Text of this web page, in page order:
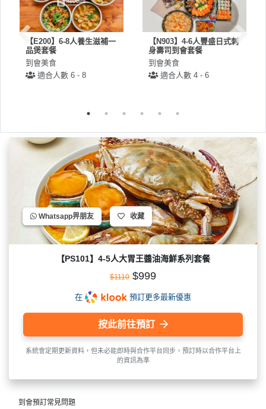
驗
手
作
玩
出
租
【E200】6-8人養生滋補一
品煲套餐
到會美食
適合人數 6 - 8
【N903】4-6人豐盛日式刺
身壽司到會套餐
到會美食
適合人數 4 - 6
Whatsapp畀朋友 收藏
【PS101】4-5人大胃王醬油海鮮系列套餐
$1110 $999
在 預訂更多最新優惠
按此前往預訂
系統會定期更新資料，但未必能即時與合作平台同步，預訂時以合作平台上
的資訊為準
到會預訂常見問題